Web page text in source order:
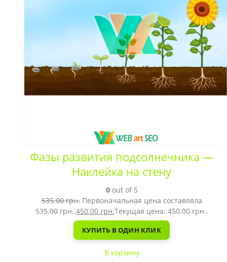
Фазы развития подсолнечника —
Наклейка на стену
0out of 5
535.00грн. Первоначальная цена составляла
535.00 грн..450.00 грн.Текущая цена: 450.00 грн..
КУПИТЬ В ОДИН КЛИК
В корзину